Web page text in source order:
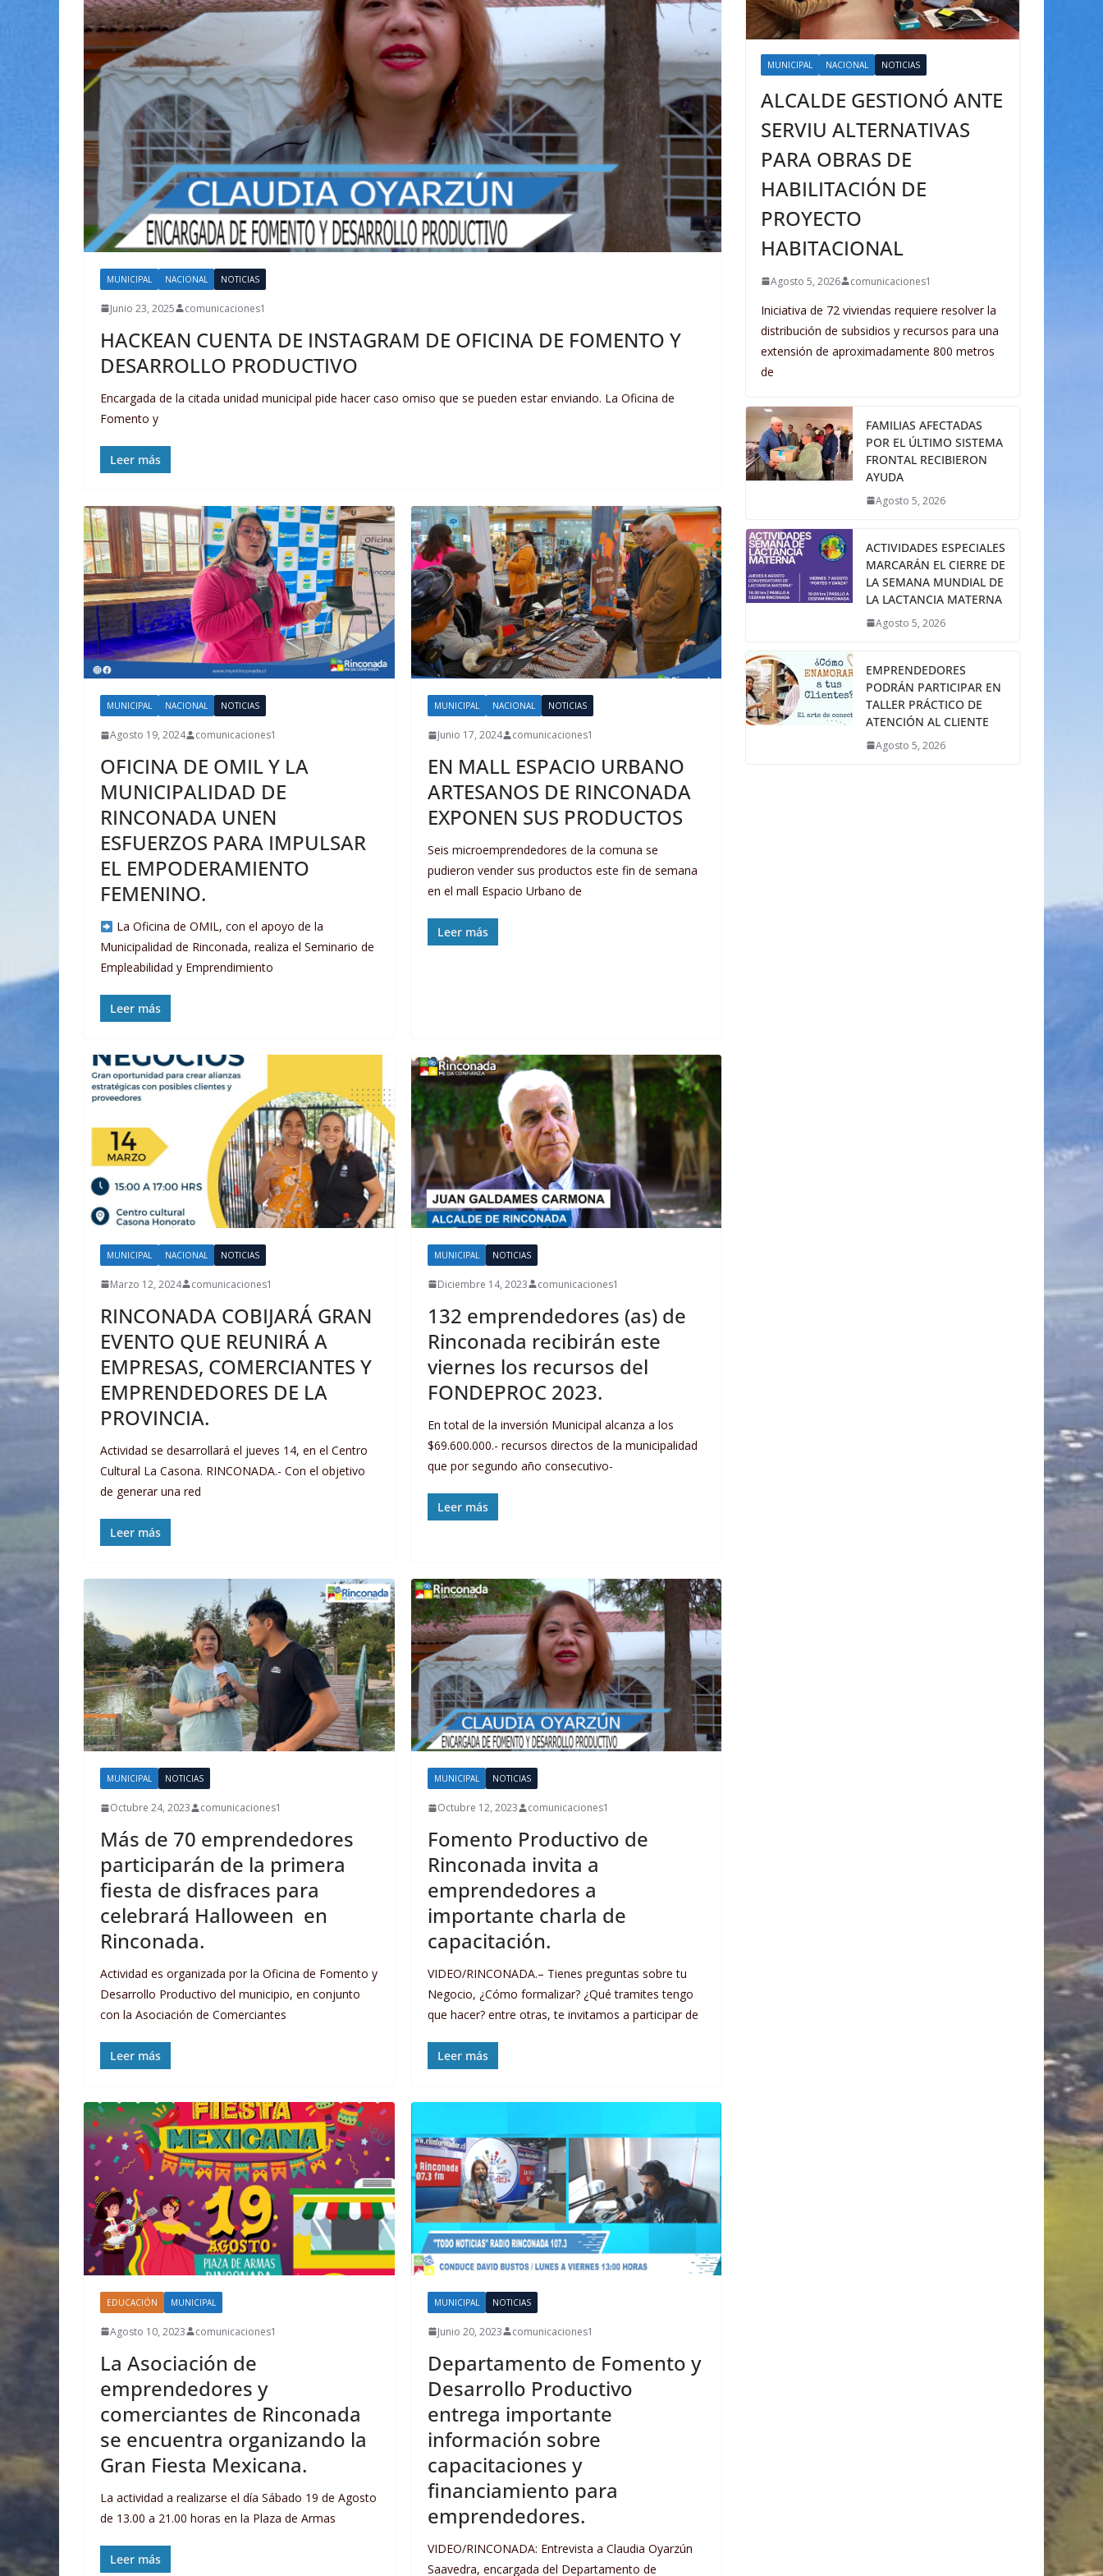
MUNICIPAL NACIONAL NOTICIAS
Junio 23, 2025 comunicaciones1
HACKEAN CUENTA DE INSTAGRAM DE OFICINA DE FOMENTO Y
DESARROLLO PRODUCTIVO
Encargada de la citada unidad municipal pide hacer caso omiso que se pueden estar enviando. La Oficina de
Fomento y
Leer más
MUNICIPAL NACIONAL NOTICIAS
Agosto 19, 2024 comunicaciones1
OFICINA DE OMIL Y LA
MUNICIPALIDAD DE
RINCONADA UNEN
ESFUERZOS PARA IMPULSAR
EL EMPODERAMIENTO
FEMENINO.
La Oficina de OMIL, con el apoyo de la
Municipalidad de Rinconada, realiza el Seminario de
Empleabilidad y Emprendimiento
Leer más
MUNICIPAL NACIONAL NOTICIAS
Junio 17, 2024 comunicaciones1
EN MALL ESPACIO URBANO
ARTESANOS DE RINCONADA
EXPONEN SUS PRODUCTOS
Seis microemprendedores de la comuna se
pudieron vender sus productos este fin de semana
en el mall Espacio Urbano de
Leer más
MUNICIPAL NACIONAL NOTICIAS
Marzo 12, 2024 comunicaciones1
RINCONADA COBIJARÁ GRAN
EVENTO QUE REUNIRÁ A
EMPRESAS, COMERCIANTES Y
EMPRENDEDORES DE LA
PROVINCIA.
Actividad se desarrollará el jueves 14, en el Centro
Cultural La Casona. RINCONADA.- Con el objetivo
de generar una red
Leer más
MUNICIPAL NOTICIAS
Diciembre 14, 2023 comunicaciones1
132 emprendedores (as) de
Rinconada recibirán este
viernes los recursos del
FONDEPROC 2023.
En total de la inversión Municipal alcanza a los
$69.600.000.- recursos directos de la municipalidad
que por segundo año consecutivo-
Leer más
MUNICIPAL NOTICIAS
Octubre 24, 2023 comunicaciones1
Más de 70 emprendedores
participarán de la primera
fiesta de disfraces para
celebrará Halloween en
Rinconada.
Actividad es organizada por la Oficina de Fomento y
Desarrollo Productivo del municipio, en conjunto
con la Asociación de Comerciantes
Leer más
MUNICIPAL NOTICIAS
Octubre 12, 2023 comunicaciones1
Fomento Productivo de
Rinconada invita a
emprendedores a
importante charla de
capacitación.
VIDEO/RINCONADA.– Tienes preguntas sobre tu
Negocio, ¿Cómo formalizar? ¿Qué tramites tengo
que hacer? entre otras, te invitamos a participar de
Leer más
EDUCACIÓN MUNICIPAL
Agosto 10, 2023 comunicaciones1
La Asociación de
emprendedores y
comerciantes de Rinconada
se encuentra organizando la
Gran Fiesta Mexicana.
La actividad a realizarse el día Sábado 19 de Agosto
de 13.00 a 21.00 horas en la Plaza de Armas
Leer más
MUNICIPAL NOTICIAS
Junio 20, 2023 comunicaciones1
Departamento de Fomento y
Desarrollo Productivo
entrega importante
información sobre
capacitaciones y
financiamiento para
emprendedores.
VIDEO/RINCONADA: Entrevista a Claudia Oyarzún
Saavedra, encargada del Departamento de
MUNICIPAL NACIONAL NOTICIAS
ALCALDE GESTIONÓ ANTE
SERVIU ALTERNATIVAS
PARA OBRAS DE
HABILITACIÓN DE
PROYECTO
HABITACIONAL
Agosto 5, 2026 comunicaciones1
Iniciativa de 72 viviendas requiere resolver la
distribución de subsidios y recursos para una
extensión de aproximadamente 800 metros
de
FAMILIAS AFECTADAS
POR EL ÚLTIMO SISTEMA
FRONTAL RECIBIERON
AYUDA
Agosto 5, 2026
ACTIVIDADES ESPECIALES
MARCARÁN EL CIERRE DE
LA SEMANA MUNDIAL DE
LA LACTANCIA MATERNA
Agosto 5, 2026
EMPRENDEDORES
PODRÁN PARTICIPAR EN
TALLER PRÁCTICO DE
ATENCIÓN AL CLIENTE
Agosto 5, 2026